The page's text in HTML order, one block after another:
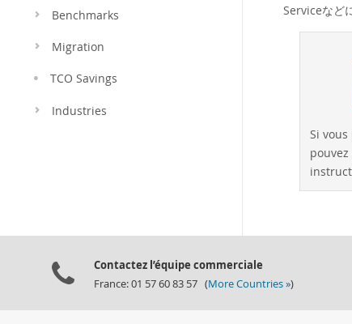
Benchmarks
Migration
TCO Savings
Industries
Serviceなど
Si
Contactez l’équipe commerciale
France: 01 57 60 83 57 (More Countries »)